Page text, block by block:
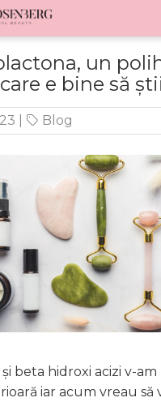
un
e bine să
Blog
și beta hidroxi acizi v-
iar acum vreau să